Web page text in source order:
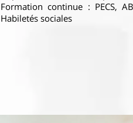
Formation continue : PECS,
Habiletés sociales